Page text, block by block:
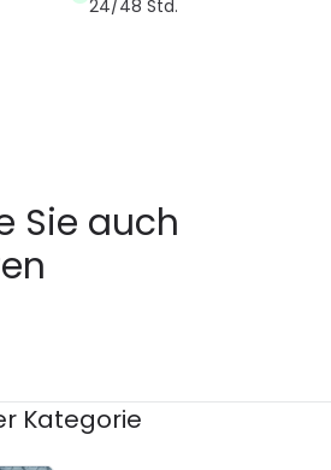
24/48 Std.
Sie auch
Kategorie